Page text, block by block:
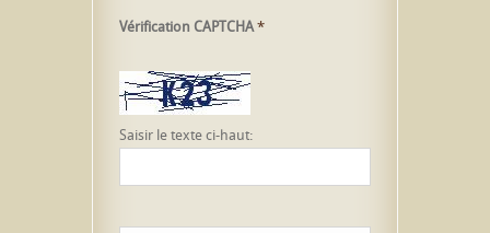
Vérification CAPTCHA*
Saisir le texte ci-haut: